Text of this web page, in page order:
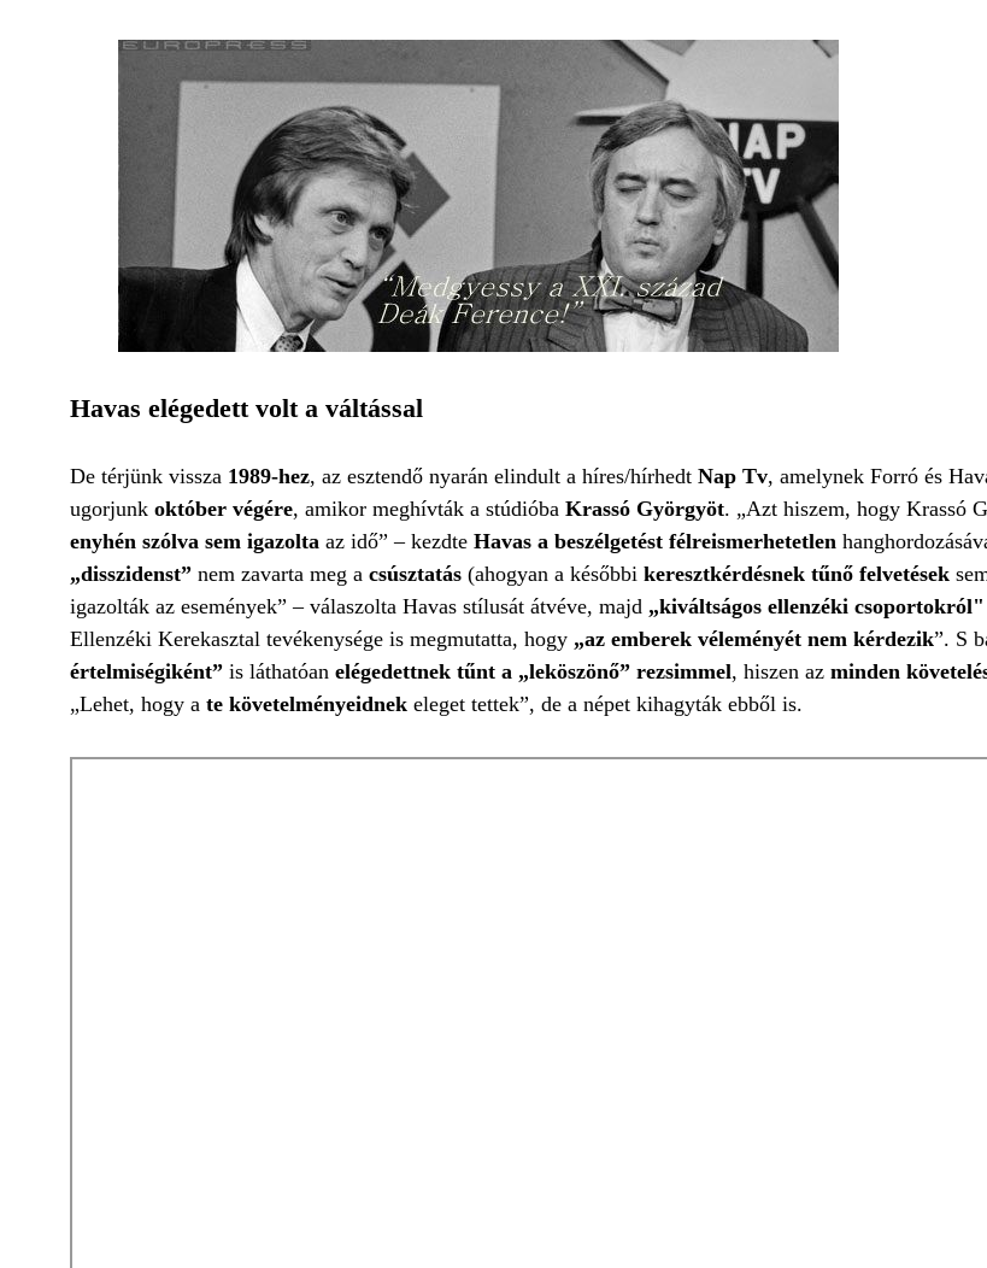
Havas elégedett volt a váltással
De térjünk vissza 1989-hez, az esztendő nyarán elindult a híres/hírhedt Nap Tv, amelynek Forró és
ugorjunk október végére, amikor meghívták a stúdióba Krassó Györgyöt. „Azt hiszem, hogy Krassó
enyhén szólva sem igazolta az idő” – kezdte Havas a beszélgetést félreismerhetetlen
„disszidenst” nem zavarta meg a csúsztatás (ahogyan a későbbi keresztkérdésnek tűnő felvetések
igazolták az események” – válaszolta Havas stílusát átvéve, majd „kiváltságos ellenzéki
Ellenzéki Kerekasztal tevékenysége is megmutatta, hogy „az emberek véleményét nem kérdezik”. S
értelmiségiként” is láthatóan elégedettnek tűnt a „leköszönő” rezsimmel, hiszen az minden
„Lehet, hogy a te követelményeidnek eleget tettek”, de a népet kihagyták ebből is.